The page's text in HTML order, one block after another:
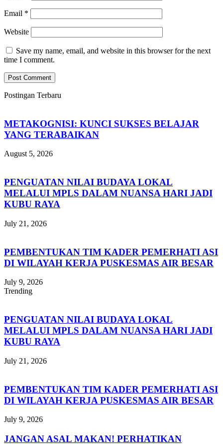
Email *
Website
Save my name, email, and website in this browser for the next
time I comment.
Postingan Terbaru
METAKOGNISI: KUNCI SUKSES BELAJAR
YANG TERABAIKAN
August 5, 2026
PENGUATAN NILAI BUDAYA LOKAL
MELALUI MPLS DALAM NUANSA HARI JADI
KUBU RAYA
July 21, 2026
PEMBENTUKAN TIM KADER PEMERHATI ASI
DI WILAYAH KERJA PUSKESMAS AIR BESAR
July 9, 2026
Trending
PENGUATAN NILAI BUDAYA LOKAL
MELALUI MPLS DALAM NUANSA HARI JADI
KUBU RAYA
July 21, 2026
PEMBENTUKAN TIM KADER PEMERHATI ASI
DI WILAYAH KERJA PUSKESMAS AIR BESAR
July 9, 2026
JANGAN ASAL MAKAN! PERHATIKAN